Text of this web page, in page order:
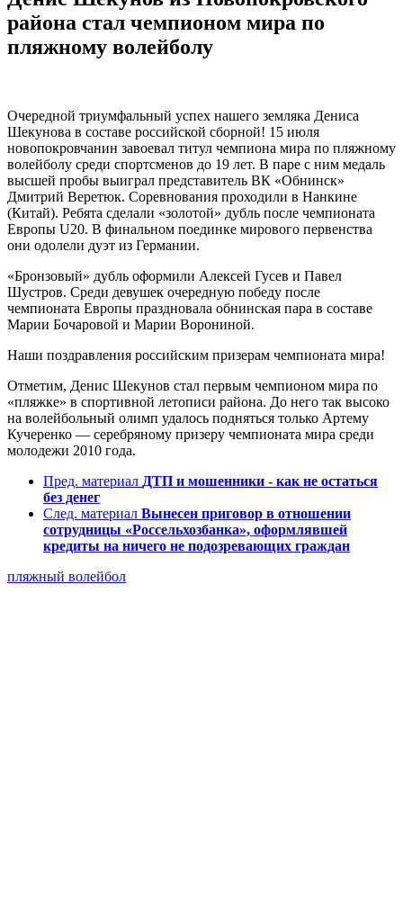
района стал чемпионом мира по
пляжному волейболу
Очередной триумфальный успех нашего земляка Дениса
Шекунова в составе российской сборной! 15 июля
новопокровчанин завоевал титул чемпиона мира по пляжному
волейболу среди спортсменов до 19 лет. В паре с ним медаль
высшей пробы выиграл представитель ВК «Обнинск»
Дмитрий Веретюк. Соревнования проходили в Нанкине
(Китай). Ребята сделали «золотой» дубль после чемпионата
Европы U20. В финальном поединке мирового первенства
они одолели дуэт из Германии.
«Бронзовый» дубль оформили Алексей Гусев и Павел
Шустров. Среди девушек очередную победу после
чемпионата Европы праздновала обнинская пара в составе
Марии Бочаровой и Марии Ворониной.
Наши поздравления российским призерам чемпионата мира!
Отметим, Денис Шекунов стал первым чемпионом мира по
«пляжке» в спортивной летописи района. До него так высоко
на волейбольный олимп удалось подняться только Артему
Кучеренко — серебряному призеру чемпионата мира среди
молодежи 2010 года.
Пред. материал ДТП и мошенники - как не остаться
без денег
След. материал Вынесен приговор в отношении
сотрудницы «Россельхозбанка», оформлявшей
кредиты на ничего не подозревающих граждан
пляжный волейбол